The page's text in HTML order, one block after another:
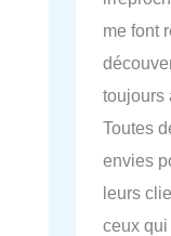
me font
toujours
Toutes
envies
leurs
ceux qui